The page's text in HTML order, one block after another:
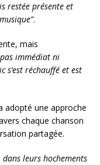
restée présente et
.
mais
pas immédiat ni
s’est réchauffé et est
adopté une approche
chaque chanson
partagée.
dans leurs hochements